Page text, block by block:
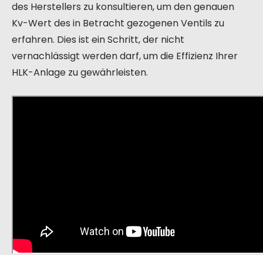
des Herstellers zu konsultieren, um den genauen
Kv-Wert des in Betracht gezogenen Ventils zu
erfahren. Dies ist ein Schritt, der nicht
vernachlässigt werden darf, um die Effizienz Ihrer
HLK-Anlage zu gewährleisten.